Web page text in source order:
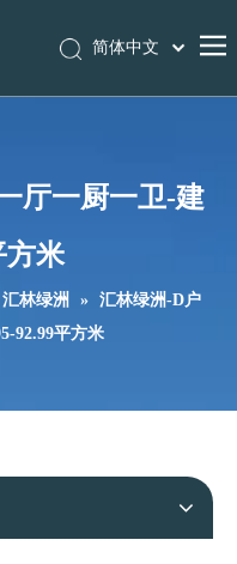
简体中文
厅一厨一卫-建
方米
汇林绿洲 » 汇林绿洲-D户
92.99平方米